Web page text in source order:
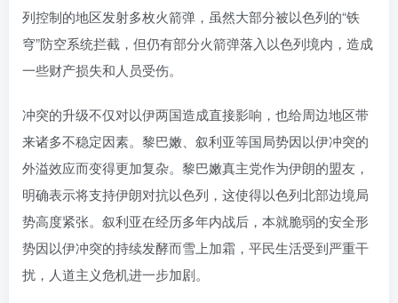
列控制的地区发射多枚火箭弹，虽然大部分被以色列的“铁
穹”防空系统拦截，但仍有部分火箭弹落入以色列境内，造成
一些财产损失和人员受伤。
冲突的升级不仅对以伊两国造成直接影响，也给周边地区带
来诸多不稳定因素。黎巴嫩、叙利亚等国局势因以伊冲突的
外溢效应而变得更加复杂。黎巴嫩真主党作为伊朗的盟友，
明确表示将支持伊朗对抗以色列，这使得以色列北部边境局
势高度紧张。叙利亚在经历多年内战后，本就脆弱的安全形
势因以伊冲突的持续发酵而雪上加霜，平民生活受到严重干
扰，人道主义危机进一步加剧。